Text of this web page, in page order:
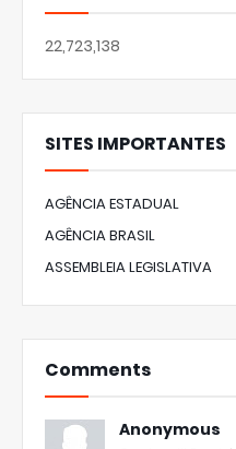
22,723,138
SITES IMPORTANTES
AGÊNCIA ESTADUAL
AGÊNCIA BRASIL
ASSEMBLEIA LEGISLATIVA
Comments
Anonymous